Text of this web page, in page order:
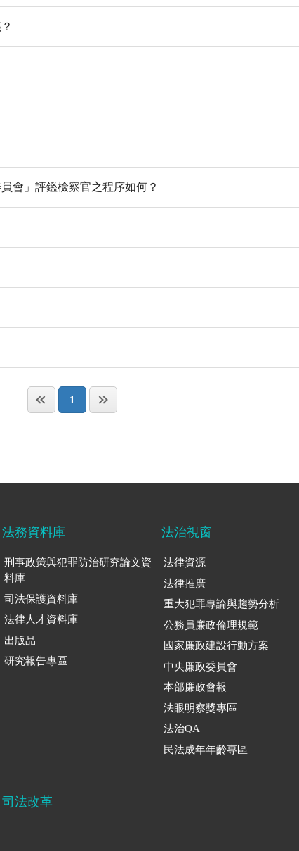
會」評鑑檢察官之程序如何？
1
法務資料庫
刑事政策與犯罪防治研究論文資
料庫
司法保護資料庫
法律人才資料庫
出版品
研究報告專區
法治視窗
法律資源
法律推廣
重大犯罪專論與趨勢分析
公務員廉政倫理規範
國家廉政建設行動方案
中央廉政委員會
本部廉政會報
法眼明察獎專區
法治QA
民法成年年齡專區
司法改革